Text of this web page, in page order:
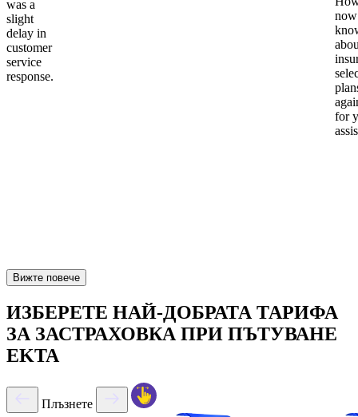
was a
slight
delay in
customer
service
response.
for
Вижте повече
ИЗБЕРЕТЕ НАЙ-ДОБРАТА ТАРИФА
ЗА ЗАСТРАХОВКА ПРИ ПЪТУВАНЕ
EKTA
Плъзнете